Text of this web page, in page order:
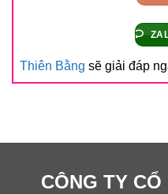
Thiên Bằng sẽ giải đáp
CÔNG TY